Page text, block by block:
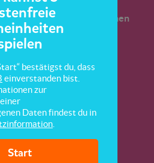
mit Professor Q und seinen
du, was zu tun ist?
bestätigst du, dass
einverstanden bist.
zur
Daten findest du in
Start